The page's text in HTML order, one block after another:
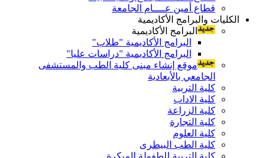
قطاع أمين عــــام الجامعة
الكليات والبرامج الأكاديمية
البرامج الأكاديمية
البرامج الأكاديمية "طلاب"
البرامج الأكاديمية "دراسات عليا"
موقع إنشاء مبنى كلية الطب والمستشفى
الجامعي بالأبعادية
كلية التربية
كلية الاداب
كلية الزراعة
كلية التجارة
كلية العلوم
كلية الطب البيطرى
كلية التربية للطفولة المبكرة